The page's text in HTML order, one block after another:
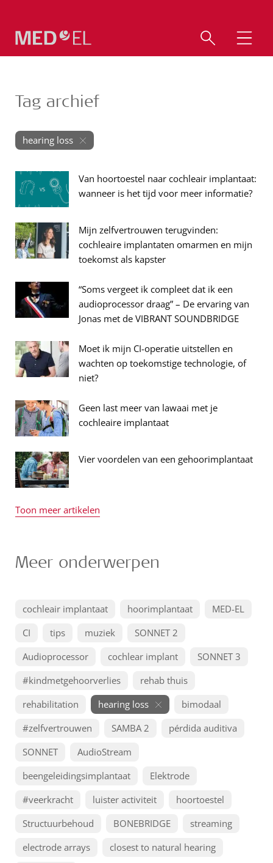
Tag archief
hearing loss
Van hoortoestel naar cochleair implantaat:
wanneer is het tijd voor meer informatie?
Mijn zelfvertrouwen terugvinden:
cochleaire implantaten omarmen en mijn
toekomst als kapster
“Soms vergeet ik compleet dat ik een
audioprocessor draag” – De ervaring van
Jonas met de VIBRANT SOUNDBRIDGE
Moet ik mijn CI-operatie uitstellen en
wachten op toekomstige technologie, of
niet?
Geen last meer van lawaai met je
cochleaire implantaat
Vier voordelen van een gehoorimplantaat
Toon meer artikelen
Meer onderwerpen
cochleair implantaat hoorimplantaat
MED-EL
CI
tips muziek
SONNET 2
Audioprocessor
cochlear implant
SONNET 3
#kindmetgehoorverlies
rehab thuis
rehabilitation
hearing loss
bimodaal
#zelfvertrouwen
SAMBA 2
pérdida auditiva
SONNET
AudioStream
beengeleidingsimplantaat
Elektrode
#veerkracht
luister activiteit
hoortoestel
Structuurbehoud
BONEBRIDGE
streaming
electrode arrays
closest to natural hearing